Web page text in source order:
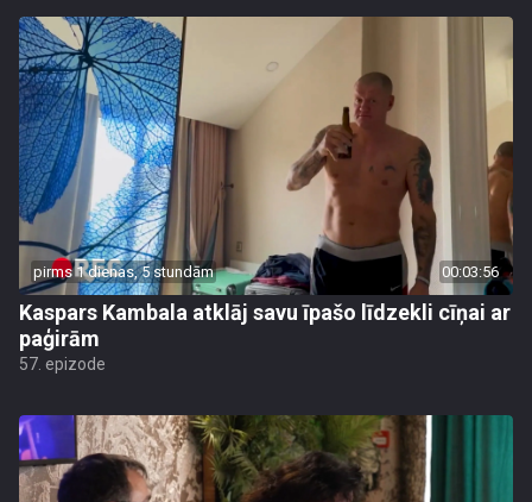
pirms 1 dienas, 5 stundām 00:03:56
Kaspars Kambala atklāj savu īpašo līdzekli cīņai ar
paģirām
57. epizode